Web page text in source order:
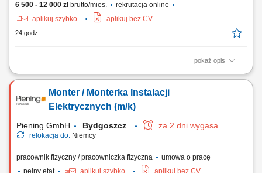
6 500 - 12 000 złbrutto/mies.
rekrutacja online
aplikuj szybko
aplikuj bez CV
24 godz.
pokaż opis
Zakres obowiązków: Aktywne pozyskiwanie nowych klientów B2B –
Docieranie do nowych firm i decydentów – systematyczna praca na
rynku; Prowadzenie spotkań i prezentacja oferty firmy; Przygotowywanie
Monter / Monterka Instalacji
Elektrycznych (m/k)
Piening GmbH Bydgoszcz za 2 dni wygasa
relokacja do: Niemcy
pracownik fizyczny / pracowniczka fizyczna
umowa o pracę
pełny etat
aplikuj szybko aplikuj bez CV